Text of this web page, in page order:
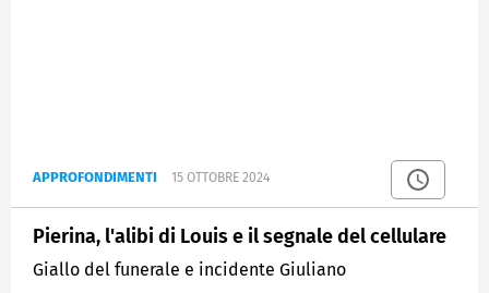
APPROFONDIMENTI 15 OTTOBRE 2024
Pierina, l'alibi di Louis e il segnale del cellulare
Giallo del funerale e incidente Giuliano